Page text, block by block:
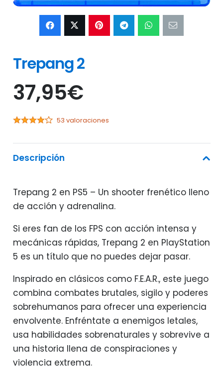
Trepang 2
37,95€
53 valoraciones
Descripción
Trepang 2 en PS5 – Un shooter frenético lleno
de acción y adrenalina.
Si eres fan de los FPS con acción intensa y
mecánicas rápidas, Trepang 2 en PlayStation
5 es un título que no puedes dejar pasar.
Inspirado en clásicos como F.E.A.R., este juego
combina combates brutales, sigilo y poderes
sobrehumanos para ofrecer una experiencia
envolvente. Enfréntate a enemigos letales,
usa habilidades sobrenaturales y sobrevive a
una historia llena de conspiraciones y
violencia extrema.